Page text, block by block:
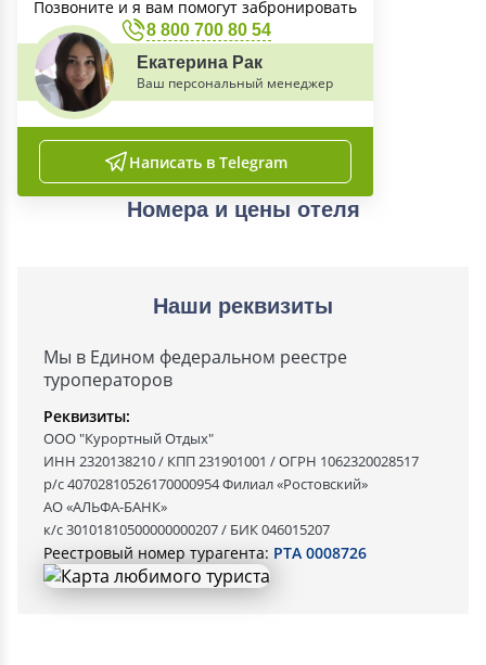
Позвоните и я вам помогут забронировать
8 800 700 80 54
Екатерина Рак
Ваш персональный менеджер
Написать в Telegram
Номера и цены отеля
Наши реквизиты
Мы в Едином федеральном реестре
туроператоров
Реквизиты:
ООО "Курортный Отдых"
ИНН 2320138210 / КПП 231901001 / ОГРН 1062320028517
р/с 40702810526170000954 Филиал «Ростовский»
АО «АЛЬФА-БАНК»
к/с 30101810500000000207 / БИК 046015207
Реестровый номер турагента: РТА 0008726